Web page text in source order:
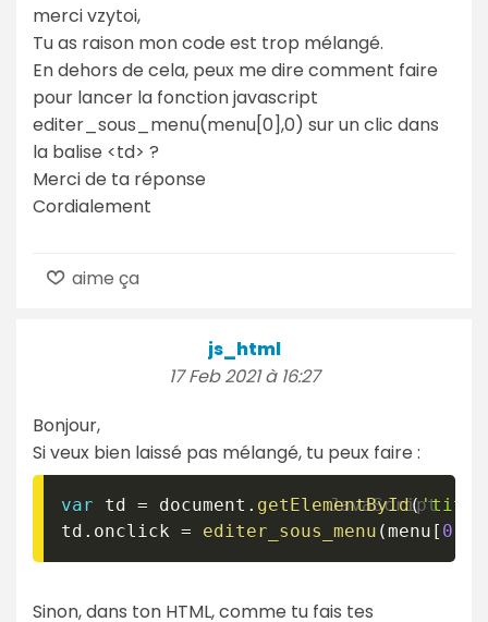
merci vzytoi,
Tu as raison mon code est trop mélangé.
En dehors de cela, peux me dire comment faire
pour lancer la fonction javascript
editer_sous_menu(menu[0],0) sur un clic dans
la balise <td> ?
Merci de ta réponse
Cordialement
aime ça
js_html
17 Feb 2021 à 16:27
Bonjour,
Si veux bien laissé pas mélangé, tu peux faire :
var td = document . getElementById('title-
td . onclick = editer_sous_menu (menu [ 0
Sinon, dans ton HTML, comme tu fais tes